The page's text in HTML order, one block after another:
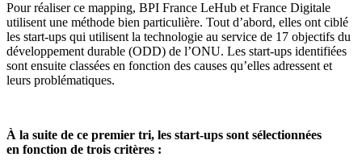
Pour réaliser ce mapping, BPI France LeHub et France Digitale
utilisent une méthode bien particulière. Tout d’abord, elles ont ciblé
les start-ups qui utilisent la technologie au service de 17 objectifs du
développement durable (ODD) de l’ONU. Les start-ups identifiées
sont ensuite classées en fonction des causes qu’elles adressent et
leurs problématiques.
À la suite de ce premier tri, les start-ups sont sélectionnées
en fonction de trois critères :